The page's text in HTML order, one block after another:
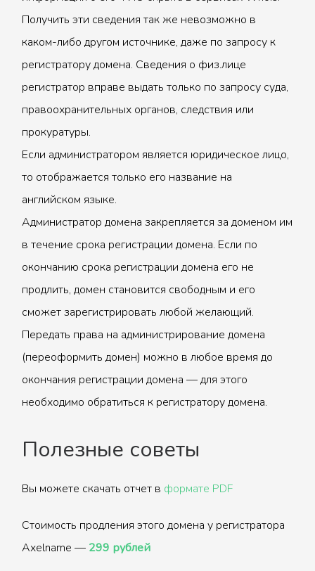
Получить эти сведения так же невозможно в
каком-либо другом источнике, даже по запросу к
регистратору домена. Сведения о физ.лице
регистратор вправе выдать только по запросу суда,
правоохранительных органов, следствия или
прокуратуры.
Если администратором является юридическое лицо,
то отображается только его название на
английском языке.
Администратор домена закрепляется за доменом им
в течение срока регистрации домена. Если по
окончанию срока регистрации домена его не
продлить, домен становится свободным и его
сможет зарегистрировать любой желающий.
Передать права на администрирование домена
(переоформить домен) можно в любое время до
окончания регистрации домена — для этого
необходимо обратиться к регистратору домена.
Полезные советы
Вы можете скачать отчет в формате PDF
Стоимость продления этого домена у регистратора
Axelname — 299 рублей